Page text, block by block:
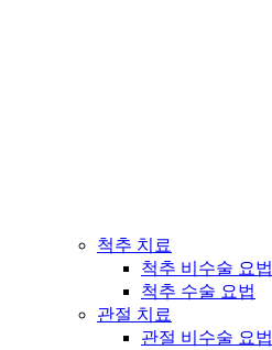
척추 치료
척추 비수술 요법
척추 수술 요법
관절 치료
관절 비수술 요법